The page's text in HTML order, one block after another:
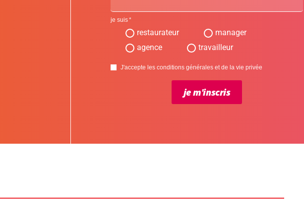
je suis
restaurateur
manager
agence
travailleur
J'accepte les conditions générales et de la vie privée
je m'inscris